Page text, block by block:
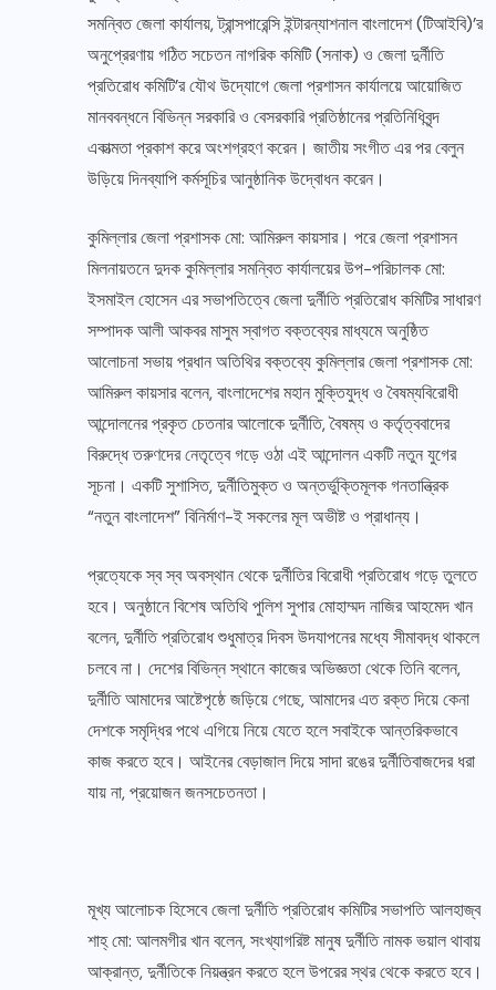
সমন্বিত জেলা কার্যালয়, ট্রান্সপারেন্সি ইন্টারন্যাশনাল বাংলাদেশ (টিআইবি)’র
অনুপ্রেরণায় গঠিত সচেতন নাগরিক কমিটি (সনাক) ও জেলা দুর্নীতি
প্রতিরোধ কমিটি’র যৌথ উদ্যোগে জেলা প্রশাসন কার্যালয়ে আয়োজিত
মানববন্ধনে বিভিন্ন সরকারি ও বেসরকারি প্রতিষ্ঠানের প্রতিনিধিবৃন্দ
একাত্মতা প্রকাশ করে অংশগ্রহণ করেন। জাতীয় সংগীত এর পর বেলুন
উড়িয়ে দিনব্যাপি কর্মসূচির আনুষ্ঠানিক উদ্বোধন করেন।
কুমিল্লার জেলা প্রশাসক মো: আমিরুল কায়সার। পরে জেলা প্রশাসন
মিলনায়তনে দুদক কুমিল্লার সমন্বিত কার্যালয়ের উপ-পরিচালক মো:
ইসমাইল হোসেন এর সভাপতিত্বে জেলা দুর্নীতি প্রতিরোধ কমিটির সাধারণ
সম্পাদক আলী আকবর মাসুম স্বাগত বক্তব্যের মাধ্যমে অনুষ্ঠিত
আলোচনা সভায় প্রধান অতিথির বক্তব্যে কুমিল্লার জেলা প্রশাসক মো:
আমিরুল কায়সার বলেন, বাংলাদেশের মহান মুক্তিযুদ্ধ ও বৈষম্যবিরোধী
আন্দোলনের প্রকৃত চেতনার আলোকে দুর্নীতি, বৈষম্য ও কর্তৃত্ববাদের
বিরুদ্ধে তরুণদের নেতৃত্বে গড়ে ওঠা এই আন্দোলন একটি নতুন যুগের
সূচনা। একটি সুশাসিত, দুর্নীতিমুক্ত ও অন্তর্ভুক্তিমূলক গনতান্ত্রিক
“নতুন বাংলাদেশ” বিনির্মাণ-ই সকলের মূল অভীষ্ট ও প্রাধান্য।
প্রত্যেকে স্ব স্ব অবস্থান থেকে দুর্নীতির বিরোধী প্রতিরোধ গড়ে তুলতে
হবে। অনুষ্ঠানে বিশেষ অতিথি পুলিশ সুপার মোহাম্মদ নাজির আহমেদ খান
বলেন, দুর্নীতি প্রতিরোধ শুধুমাত্র দিবস উদযাপনের মধ্যে সীমাবদ্ধ থাকলে
চলবে না। দেশের বিভিন্ন স্থানে কাজের অভিজ্ঞতা থেকে তিনি বলেন,
দুর্নীতি আমাদের আষ্টেপৃষ্ঠে জড়িয়ে গেছে, আমাদের এত রক্ত দিয়ে কেনা
দেশকে সমৃদ্ধির পথে এগিয়ে নিয়ে যেতে হলে সবাইকে আন্তরিকভাবে
কাজ করতে হবে। আইনের বেড়াজাল দিয়ে সাদা রঙের দুর্নীতিবাজদের ধরা
যায় না, প্রয়োজন জনসচেতনতা।
মূখ্য আলোচক হিসেবে জেলা দুর্নীতি প্রতিরোধ কমিটির সভাপতি আলহাজ্ব
শাহ্ মো: আলমগীর খান বলেন, সংখ্যাগরিষ্ট মানুষ দুর্নীতি নামক ভয়াল থাবায়
আক্রান্ত, দুর্নীতিকে নিয়ন্ত্রন করতে হলে উপরের স্থর থেকে করতে হবে।